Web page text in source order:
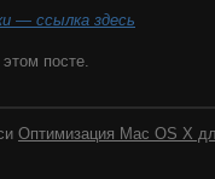
— ссылка здесь
посте.
Оптимизация Mac OS X